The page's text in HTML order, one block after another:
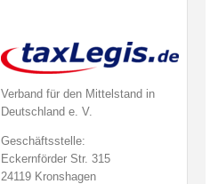
Verband für den Mittelstand in
Deutschland e. V.
Geschäftsstelle:
Eckernförder Str. 315
24119 Kronshagen